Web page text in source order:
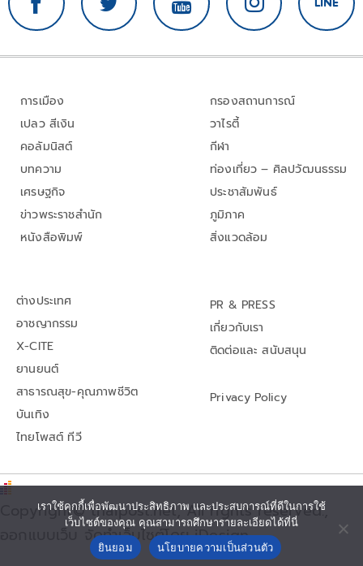
การเมือง
เปลว สีเงิน
คอลัมนิสต์
บทความ
เศรษฐกิจ
ข่าวพระราชสำนัก
หนังสือพิมพ์
กรองสถานการณ์
วาไรตี้
กีฬา
ท่องเที่ยว – ศิลปวัฒนธรรม
ประชาสัมพันธ์
ภูมิภาค
สิ่งแวดล้อม
ต่างประเทศ
อาชญากรรม
X-CITE
ยานยนต์
สาธารณสุข-คุณภาพชีวิต
บันเทิง
ไทยโพสต์ ทีวี
PR & PRESS
เกี่ยวกับเรา
ติดต่อและ สนับสนุน
Privacy Policy
Copyright© thaipost.net, All rights reserved.,
ออกแบบเว็บ จัดทำเว็บไซต์โดย iDesign
เราใช้คุกกี้เพื่อพัฒนาประสิทธิภาพ และประสบการณ์ที่ดีในการใช้
เว็บไซต์ของคุณ คุณสามารถศึกษารายละเอียดได้ที่นี่
ยินยอม
นโยบายความเป็นส่วนตัว